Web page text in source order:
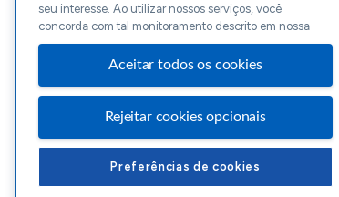
seu interesse. Ao utilizar nossos serviços, você
concorda com tal monitoramento descrito em nossa
Aceitar todos os cookies
Rejeitar cookies opcionais
Preferências de cookies